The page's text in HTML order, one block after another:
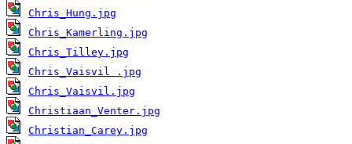
Chris_Hung.jpg
Chris_Kamerling.jpg
Chris_Tilley.jpg
Chris_Vaisvil .jpg
Chris_Vaisvil.jpg
Christiaan_Venter.jpg
Christian_Carey.jpg